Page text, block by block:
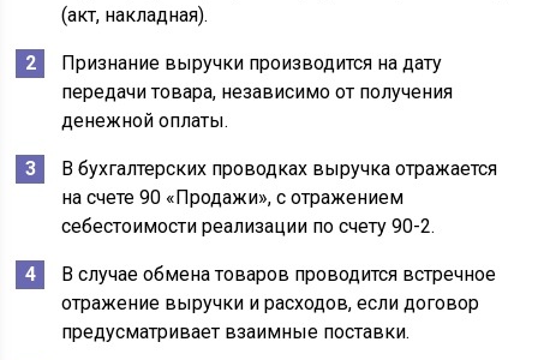
(акт, накладная).
Признание выручки производится на дату
передачи товара, независимо от получения
денежной оплаты.
В бухгалтерских проводках выручка отражается
на счете 90 «Продажи», с отражением
себестоимости реализации по счету 90-2.
В случае обмена товаров проводится встречное
отражение выручки и расходов, если договор
предусматривает взаимные поставки.